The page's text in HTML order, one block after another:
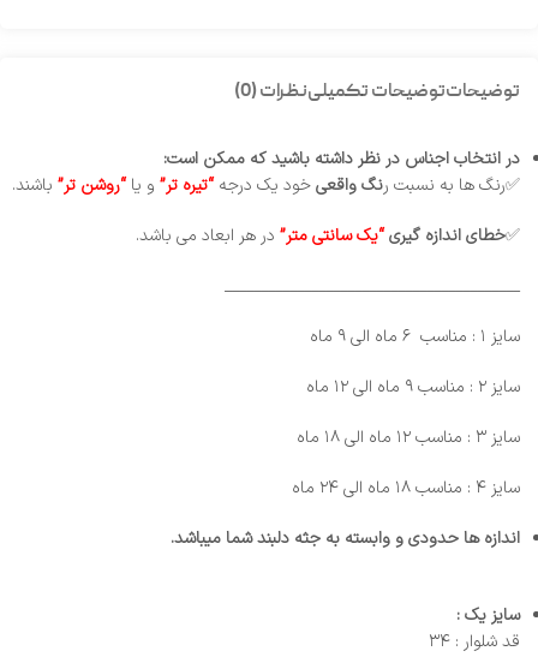
توضیحاتتوضیحات تکمیلینظرات (0)
در انتخاب اجناس در نظر داشته باشید که ممکن است:
✅رنگ ها به نسبت رنگ واقعیخود یک درجه“تیره تر” و یا“روشن تر” باشند.
✅خطایاندازه گیری“یک سانتی متر” در هر ابعاد می باشد.
_________________________________________
سایز ۱ : مناسب ۶ ماه الی ۹ ماه
سایز ۲ : مناسب ۹ ماه الی ۱۲ ماه
سایز ۳ : مناسب ۱۲ ماه الی ۱۸ ماه
سایز ۴ : مناسب ۱۸ ماه الی ۲۴ ماه
اندازه ها حدودی و وابسته به جثه دلبند شما میباشد.
سایز یک :
قد شلوار : ۳۴